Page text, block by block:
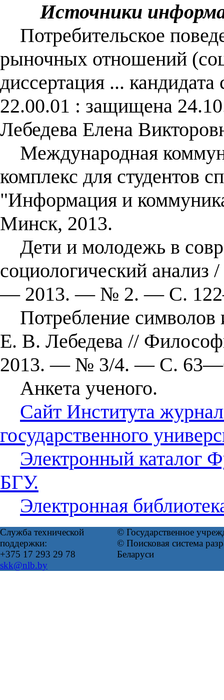
Источники
Потребительское
рыночных отношений
диссертация ...
22.00.01 : защищена
Лебедева Елена
Международная
комплекс для студентов
"Информация и
Минск, 2013.
Дети и молодежь в
социологический
— 2013. — № 2. — С.
Потребление символов
Е. В. Лебедева //
2013. — № 3/4. — С.
Анкета ученого.
Сайт Института
государственного
Электронный каталог
БГУ.
Электронная
Служба технической
поддержки:
+375 17 293 29 78
skk@nlb.by
© Государственное
© Поисковая система
Беларуси